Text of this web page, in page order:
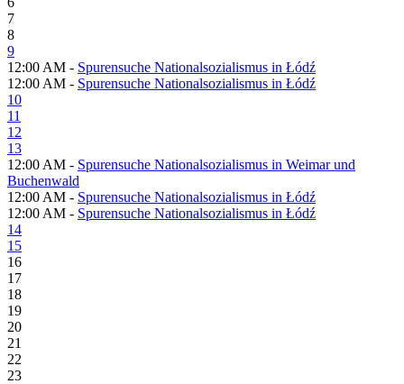
7
8
9
12:00 AM - Spurensuche Nationalsozialismus in Łódź
12:00 AM - Spurensuche Nationalsozialismus in Łódź
10
11
12
13
12:00 AM - Spurensuche Nationalsozialismus in Weimar und
Buchenwald
12:00 AM - Spurensuche Nationalsozialismus in Łódź
12:00 AM - Spurensuche Nationalsozialismus in Łódź
14
15
16
17
18
19
20
21
22
23